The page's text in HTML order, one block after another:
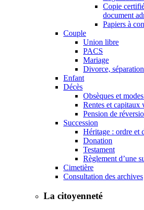
Copie
document
Papiers à
Couple
Union libre
PACS
Mariage
Divorce,
Enfant
Décès
Obsèques et
Rentes et capitaux
Pension de
Succession
Héritage : ordre et
Donation
Testament
Règlement d’une
Cimetière
Consultation des archives
La citoyenneté